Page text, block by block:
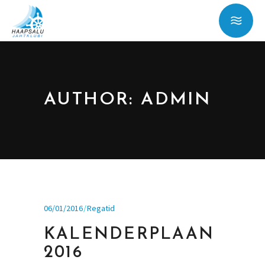
AUTHOR: ADMIN
06/01/2016 Regatid
KALENDERPLAAN
2016